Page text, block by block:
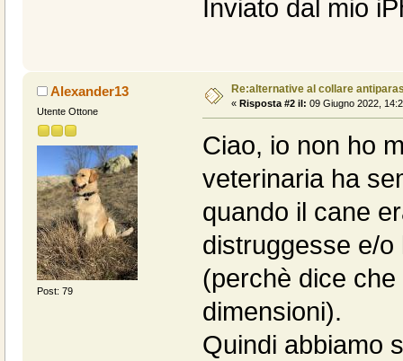
Inviato dal mio
Alexander13
Utente Ottone
Post: 79
Re:alternative al collare
« Risposta #2 il: 09 Giugno 2022,
Ciao, io non ho
veterinaria ha
quando il cane
distruggesse e/
(perchè dice
dimensioni).
Quindi abbiamo